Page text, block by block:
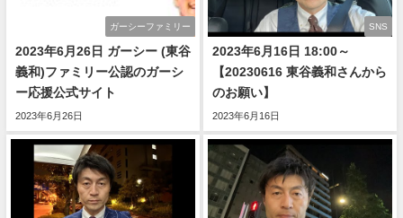
ガーシーファミリー
2023年6月26日 ガーシー (東谷
義和)ファミリー公認のガーシ
ー応援公式サイト
2023年6月26日
SNS
2023年6月16日 18:00～
【20230616 東谷義和さんから
のお願い】
2023年6月16日